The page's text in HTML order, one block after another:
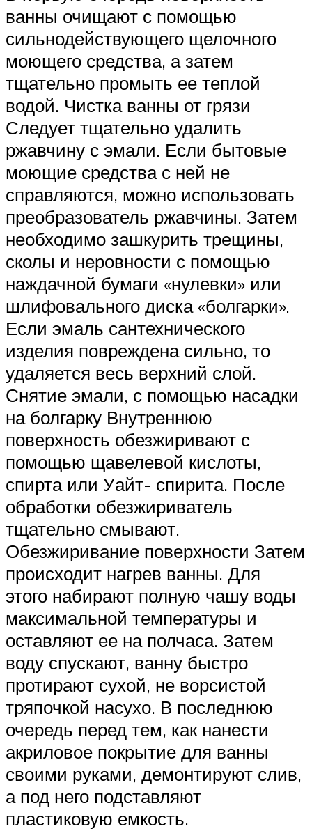
ванны очищают с помощью
сильнодействующего щелочного
моющего средства, а затем
тщательно промыть ее теплой
водой. Чистка ванны от грязи
Следует тщательно удалить
ржавчину с эмали. Если бытовые
моющие средства с ней не
справляются, можно использовать
преобразователь ржавчины. Затем
необходимо зашкурить трещины,
сколы и неровности с помощью
наждачной бумаги «нулевки» или
шлифовального диска «болгарки».
Если эмаль сантехнического
изделия повреждена сильно, то
удаляется весь верхний слой.
Снятие эмали, с помощью насадки
на болгарку Внутреннюю
поверхность обезжиривают с
помощью щавелевой кислоты,
спирта или Уайт- спирита. После
обработки обезжириватель
тщательно смывают.
Обезжиривание поверхности Затем
происходит нагрев ванны. Для
этого набирают полную чашу воды
максимальной температуры и
оставляют ее на полчаса. Затем
воду спускают, ванну быстро
протирают сухой, не ворсистой
тряпочкой насухо. В последнюю
очередь перед тем, как нанести
акриловое покрытие для ванны
своими руками, демонтируют слив,
а под него подставляют
пластиковую емкость.